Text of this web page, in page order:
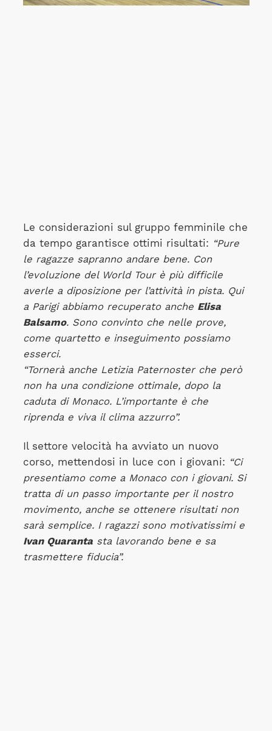
Le considerazioni sul gruppo femminile che
da tempo garantisce ottimi risultati: “Pure
le ragazze sapranno andare bene. Con
l’evoluzione del World Tour è più difficile
averle a diposizione per l’attività in pista. Qui
a Parigi abbiamo recuperato anche Elisa
Balsamo. Sono convinto che nelle prove,
come quartetto e inseguimento possiamo
esserci.
“Tornerà anche Letizia Paternoster che però
non ha una condizione ottimale, dopo la
caduta di Monaco. L’importante è che
riprenda e viva il clima azzurro”.
Il settore velocità ha avviato un nuovo
corso, mettendosi in luce con i giovani: “Ci
presentiamo come a Monaco con i giovani. Si
tratta di un passo importante per il nostro
movimento, anche se ottenere risultati non
sarà semplice. I ragazzi sono motivatissimi e
Ivan Quarantasta lavorando bene e sa
trasmettere fiducia”.